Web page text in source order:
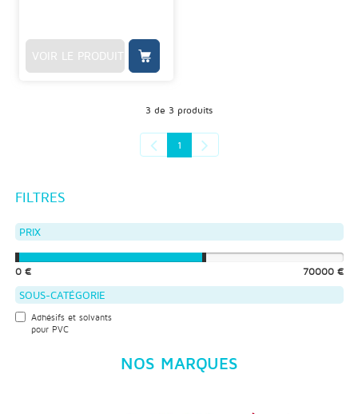
VOIR LE PRODUIT
3 de 3 produits
1
FILTRES
PRIX
0 € 70000 €
SOUS-CATÉGORIE
Adhésifs et solvants
pour PVC
NOS MARQUES